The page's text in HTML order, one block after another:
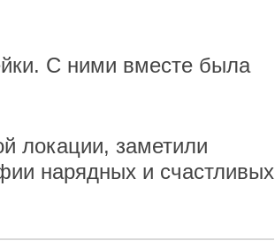
С ними вместе была
локации, заметили
нарядных и счастливых